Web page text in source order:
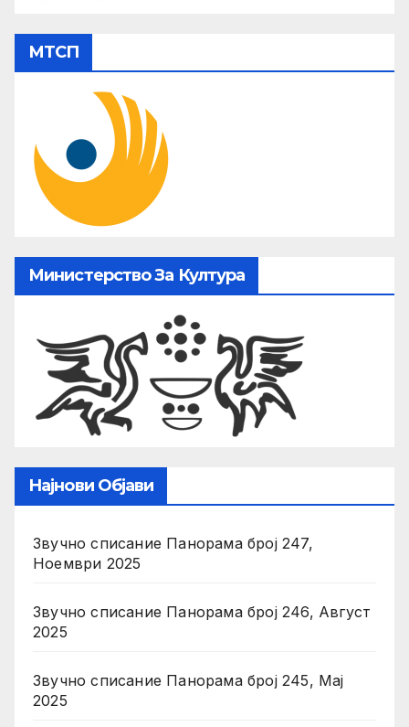
МТСП
Министерство За Култура
Најнови Објави
Звучно списание Панорама број 247,
Ноември 2025
Звучно списание Панорама број 246, Август
2025
Звучно списание Панорама број 245, Мај
2025